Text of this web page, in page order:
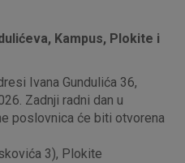
Kampus, Plokite i
Ivana Gundulića 36,
Zadnji radni dan u
poslovnica će biti otvorena
3), Plokite